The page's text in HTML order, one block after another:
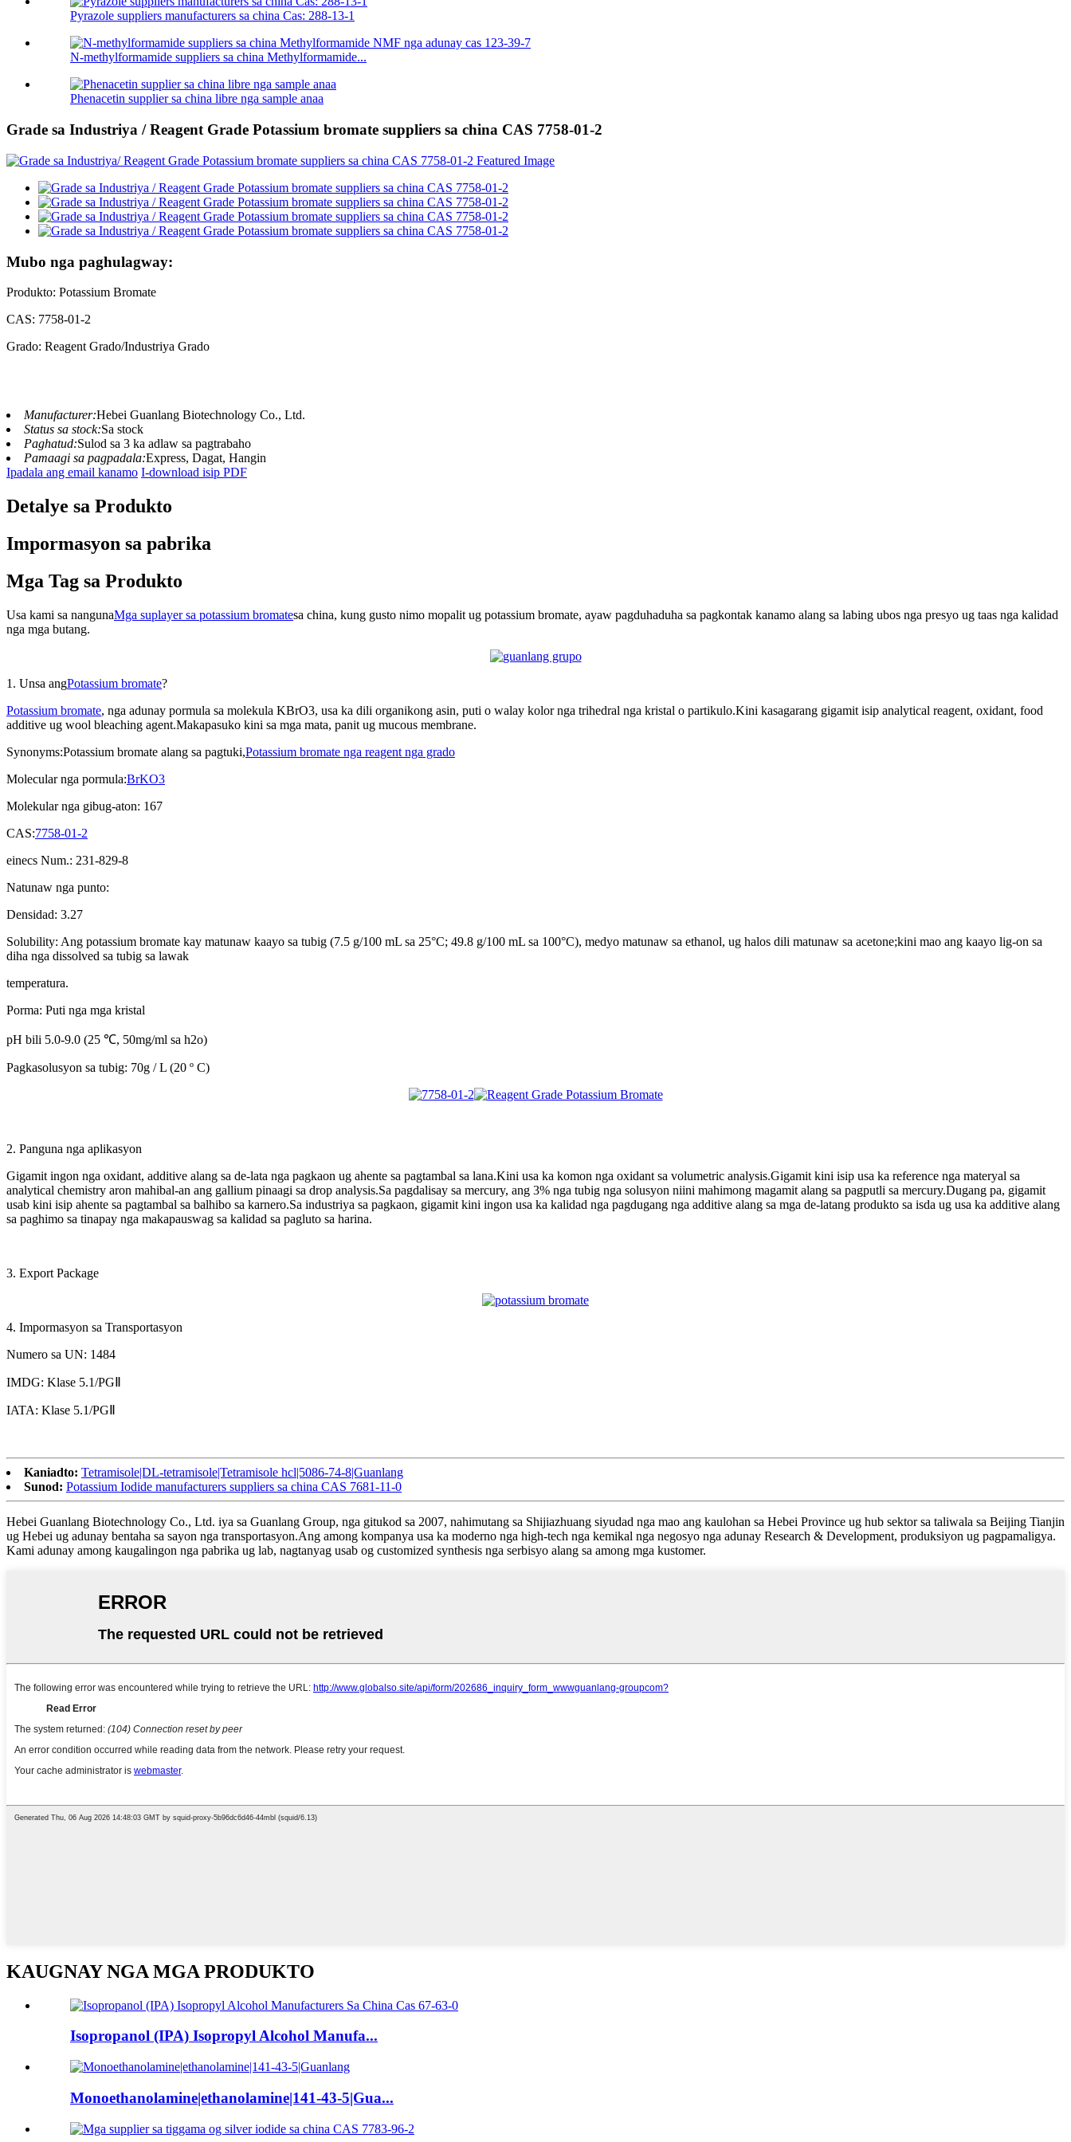
Pyrazole suppliers manufacturers sa china Cas: 288-13-1
N-methylformamide suppliers sa china Methylformamide...
Phenacetin supplier sa china libre nga sample anaa
Grade sa Industriya / Reagent Grade Potassium bromate suppliers sa china CAS 7758-01-2
Mubo nga paghulagway:
Produkto: Potassium Bromate
CAS: 7758-01-2
Grado: Reagent Grado/Industriya Grado
Manufacturer:Hebei Guanlang Biotechnology Co., Ltd.
Status sa stock:Sa stock
Paghatud:Sulod sa 3 ka adlaw sa pagtrabaho
Pamaagi sa pagpadala:Express, Dagat, Hangin
Ipadala ang email kanamo I-download isip PDF
Detalye sa Produkto
Impormasyon sa pabrika
Mga Tag sa Produkto
Usa kami sa nangunaMga suplayer sa potassium bromatesa china, kung gusto nimo mopalit ug potassium bromate, ayaw pagduhaduha sa pagkontak kanamo alang sa labing ubos nga presyo ug taas nga kalidad
nga mga butang.
1. Unsa angPotassium bromate?
Potassium bromate, nga adunay pormula sa molekula KBrO3, usa ka dili organikong asin, puti o walay kolor nga trihedral nga kristal o partikulo.Kini kasagarang gigamit isip analytical reagent, oxidant, food
additive ug wool bleaching agent.Makapasuko kini sa mga mata, panit ug mucous membrane.
Synonyms:Potassium bromate alang sa pagtuki,Potassium bromate nga reagent nga grado
Molecular nga pormula:BrKO3
Molekular nga gibug-aton: 167
CAS:7758-01-2
einecs Num.: 231-829-8
Natunaw nga punto:
Densidad: 3.27
Solubility: Ang potassium bromate kay matunaw kaayo sa tubig (7.5 g/100 mL sa 25°C; 49.8 g/100 mL sa 100°C), medyo matunaw sa ethanol, ug halos dili matunaw sa acetone;kini mao ang kaayo lig-on sa
diha nga dissolved sa tubig sa lawak
temperatura.
Porma: Puti nga mga kristal
pH bili 5.0-9.0 (25 ℃, 50mg/ml sa h2o)
Pagkasolusyon sa tubig: 70g / L (20 º C)
2. Panguna nga aplikasyon
Gigamit ingon nga oxidant, additive alang sa de-lata nga pagkaon ug ahente sa pagtambal sa lana.Kini usa ka komon nga oxidant sa volumetric analysis.Gigamit kini isip usa ka reference nga materyal sa
analytical chemistry aron mahibal-an ang gallium pinaagi sa drop analysis.Sa pagdalisay sa mercury, ang 3% nga tubig nga solusyon niini mahimong magamit alang sa pagputli sa mercury.Dugang pa, gigamit
usab kini isip ahente sa pagtambal sa balhibo sa karnero.Sa industriya sa pagkaon, gigamit kini ingon usa ka kalidad nga pagdugang nga additive alang sa mga de-latang produkto sa isda ug usa ka additive alang
sa paghimo sa tinapay nga makapauswag sa kalidad sa pagluto sa harina.
3. Export Package
4. Impormasyon sa Transportasyon
Numero sa UN: 1484
IMDG: Klase 5.1/PGⅡ
IATA: Klase 5.1/PGⅡ
Kaniadto: Tetramisole|DL-tetramisole|Tetramisole hcl|5086-74-8|Guanlang
Sunod: Potassium Iodide manufacturers suppliers sa china CAS 7681-11-0
Hebei Guanlang Biotechnology Co., Ltd. iya sa Guanlang Group, nga gitukod sa 2007, nahimutang sa Shijiazhuang siyudad nga mao ang kaulohan sa Hebei Province ug hub sektor sa taliwala sa Beijing Tianjin
ug Hebei ug adunay bentaha sa sayon ​​nga transportasyon.Ang among kompanya usa ka moderno nga high-tech nga kemikal nga negosyo nga adunay Research & Development, produksiyon ug pagpamaligya.
Kami adunay among kaugalingon nga pabrika ug lab, nagtanyag usab og customized synthesis nga serbisyo alang sa among mga kustomer.
KAUGNAY NGA MGA PRODUKTO
Isopropanol (IPA) Isopropyl Alcohol Manufa...
Monoethanolamine|ethanolamine|141-43-5|Gua...